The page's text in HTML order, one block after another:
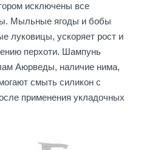
исключены все
Мыльные ягоды и бобы
луковицы, ускоряет рост и
перхоти. Шампунь
Аюрведы, наличие нима,
смыть силикон с
применения укладочных